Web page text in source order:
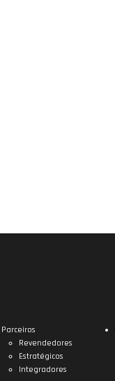
Parceiros
Revendedores
Estratégicos
Integradores